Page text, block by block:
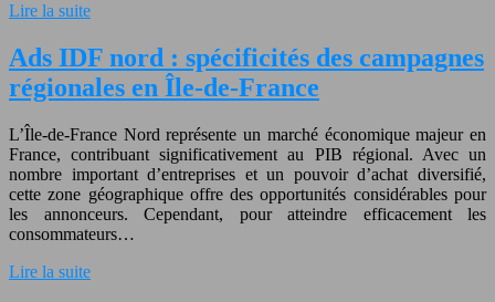
Lire la suite
Ads IDF nord : spécificités des campagnes
régionales en Île-de-France
L’Île-de-France Nord représente un marché économique majeur en
France, contribuant significativement au PIB régional. Avec un
nombre important d’entreprises et un pouvoir d’achat diversifié,
cette zone géographique offre des opportunités considérables pour
les annonceurs. Cependant, pour atteindre efficacement les
consommateurs…
Lire la suite